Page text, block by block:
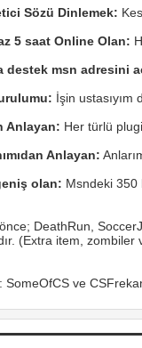
Sözü Dinlemek:
5 saat Online Olan:
destek msn adresini
İşin ustasıyım
Anlayan: Her türlü
Anlayan:
olan: Msndeki 350
DeathRun,
(Extra item, zombiler
ve